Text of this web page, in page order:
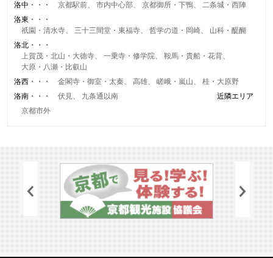
洛中 京都駅前 市内中心部 京都御所・下鴨
二条城・西陣
洛東
祇園・清水寺
三十三間堂・東福寺 哲学の道・岡崎
山科・醍醐
洛北
上賀茂・北山・大徳寺
一乗寺・修学院
鞍馬・貴船・花背
大原・八瀬・比叡山
洛西
金閣寺・御室・太秦 高雄 嵯峨・嵐山
桂・大原野
洛南
伏見 九条通以南
近隣エリア
京都市外